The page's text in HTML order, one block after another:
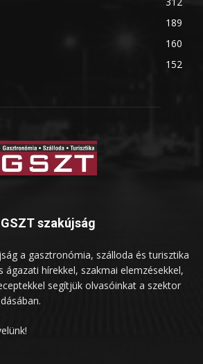
189
160
152
GSZT szakújság
a gasztronómia, szálloda és turisztika
ágazati hírekkel, szakmai elemzésekkel,
segítjük olvasóinkat a szektor